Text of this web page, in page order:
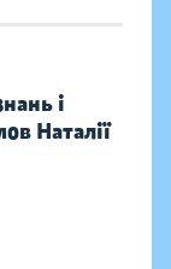
і
Наталії